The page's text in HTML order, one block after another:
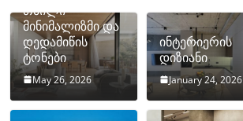
თბილი
მინიმალიზმი და
დედამიწის
ტონები
May 26, 2026
ინტერიერის
დიზიანი
January 24, 2026